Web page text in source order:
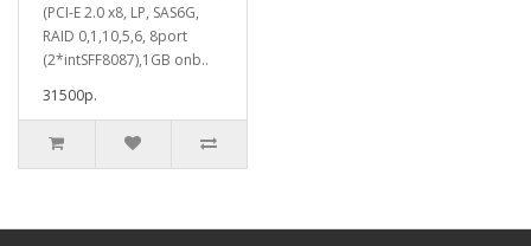
(PCI-E 2.0 x8, LP, SAS6G,
RAID 0,1,10,5,6, 8port
(2*intSFF8087),1GB onb..
31500р.